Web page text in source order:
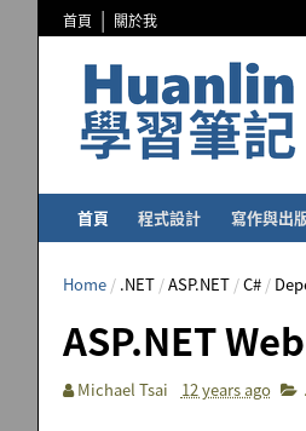
首頁 關於我
首頁 程式設計 寫作與出
Home / .NET /ASP.NET /C# /
ASP.NET
Michael Tsai 12 years ago